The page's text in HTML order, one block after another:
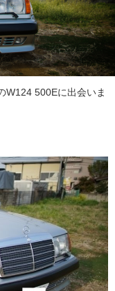
W124 500Eに出会いま